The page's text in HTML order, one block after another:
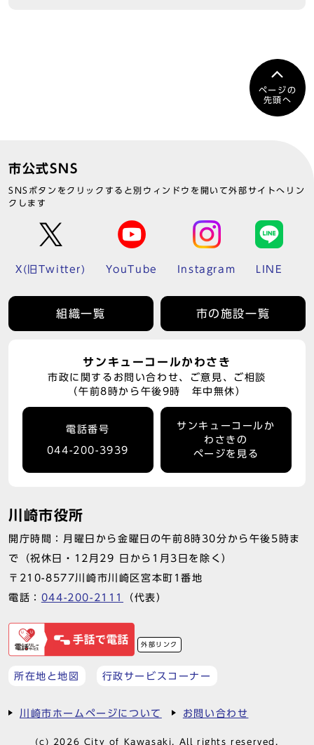
ページの
先頭へ
市公式SNS
SNSボタンをクリックすると別ウィンドウを開いて外部サイトへリン
クします
X(旧Twitter) YouTube Instagram LINE
組織一覧 市の施設一覧
サンキューコールかわさき
市政に関するお問い合わせ、ご意見、ご相談
（午前8時から午後9時 年中無休）
電話番号
044-200-3939
サンキューコールか
わさきの
ページを見る
川崎市役所
開庁時間：月曜日から金曜日の午前8時30分から午後5時ま
で（祝休日・12月29 日から1月3日を除く）
〒210-8577川崎市川崎区宮本町1番地
電話： 044-200-2111 （代表）
外部リンク
所在地と地図 行政サービスコーナー
川崎市ホームページについて お問い合わせ
(c) 2026 City of Kawasaki. All rights reserved.